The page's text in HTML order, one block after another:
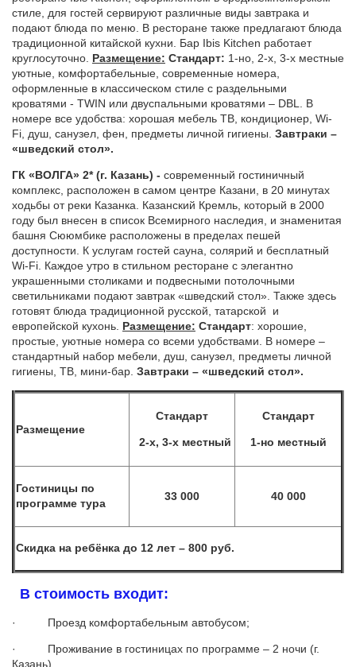
стиле, для гостей сервируют различные виды завтрака и
подают блюда по меню. В ресторане также предлагают блюда
традиционной китайской кухни. Бар Ibis Kitchen работает
круглосуточно. Размещение: Стандарт: 1-но, 2-х, 3-х местные
уютные, комфортабельные, современные номера,
оформленные в классическом стиле с раздельными
кроватями - TWIN или двуспальными кроватями – DBL. В
номере все удобства: хорошая мебель ТВ, кондиционер, Wi-
Fi, душ, санузел, фен, предметы личной гигиены. Завтраки –
«шведский стол».
ГК «ВОЛГА» 2* (г. Казань) - современный гостиничный
комплекс, расположен в самом центре Казани, в 20 минутах
ходьбы от реки Казанка. Казанский Кремль, который в 2000
году был внесен в список Всемирного наследия, и знаменитая
башня Сююмбике расположены в пределах пешей
доступности. К услугам гостей сауна, солярий и бесплатный
Wi-Fi. Каждое утро в стильном ресторане с элегантно
украшенными столиками и подвесными потолочными
светильниками подают завтрак «шведский стол». Также здесь
готовят блюда традиционной русской, татарской и
европейской кухонь. Размещение: Стандарт: хорошие,
простые, уютные номера со всеми удобствами. В номере –
стандартный набор мебели, душ, санузел, предметы личной
гигиены, ТВ, мини-бар. Завтраки – «шведский стол».
Размещение
Стандарт
2-х, 3-х местный
Стандарт
1-но местный
Гостиницы по
программе тура
33 000 40 000
Скидка на ребёнка до 12 лет – 800 руб.
В стоимость входит:
· Проезд комфортабельным автобусом;
· Проживание в гостиницах по программе – 2 ночи (г.
Казань)